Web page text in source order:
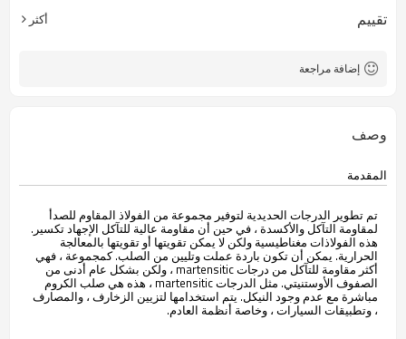
تقييم أكثر
إضافة مراجعة
وصف
المقدمة
تم تطوير الدرجات الحديدية لتوفير مجموعة من الفولاذ المقاوم للصدأ
لمقاومة التآكل والأكسدة ، في حين أن مقاومة عالية للتآكل الإجهاد تكسير.
هذه الفولاذات مغناطيسية ولكن لا يمكن تقويتها أو تقويتها بالمعالجة
الحرارية. يمكن أن تكون باردة عملت وتليين من الصلب. كمجموعة ، فهي
أكثر مقاومة للتآكل من درجات martensitic ، ولكن بشكل عام أدنى من
الصفوف الأوستنيتي. مثل الدرجات martensitic ، هذه هي صلب الكروم
مباشرة مع عدم وجود النيكل. يتم استخدامها لتزيين الزخارف ، والمصارف
، وتطبيقات السيارات ، وخاصة أنظمة العادم.